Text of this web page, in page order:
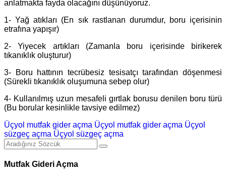
anlatmakta fayda olacağını düşünüyoruz.
1- Yağ atıkları (En sık rastlanan durumdur, boru içerisinin
etrafına yapışır)
2- Yiyecek artıkları (Zamanla boru içerisinde birikerek
tıkanıklık oluşturur)
3- Boru hattının tecrübesiz tesisatçı tarafından döşenmesi
(Sürekli tıkanıklık oluşumuna sebep olur)
4- Kullanılmış uzun mesafeli gırtlak borusu denilen boru türü
(Bu borular kesinlikle tavsiye edilmez)
Üçyol mutfak gider açma Üçyol mutfak gider açma Üçyol
süzgeç açma Üçyol süzgeç açma
Mutfak Gideri Açma